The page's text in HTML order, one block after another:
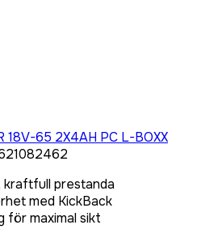
18V-65 2X4AH PC L-BOXX
1082462
kraftfull prestanda
med KickBack
för maximal sikt